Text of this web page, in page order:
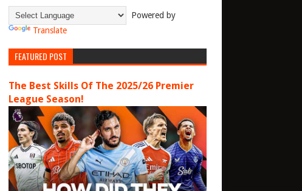
Powered by
Translate
FEATURED POST
The Best Skills Of The 2025/26 Premier
League Season!